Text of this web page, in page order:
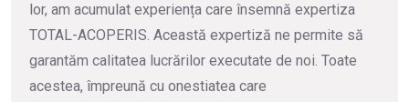
lor, am acumulat experiența care însemnă expertiza
TOTAL-ACOPERIS. Această expertiză ne permite să
garantăm calitatea lucrărilor executate de noi. Toate
acestea, împreună cu onestiatea care